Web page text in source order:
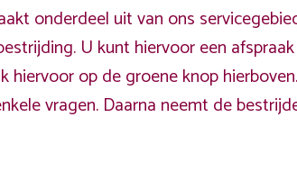
onderdeel uit van ons
U kunt hiervoor een
hiervoor op de groene knop
vragen. Daarna neemt de